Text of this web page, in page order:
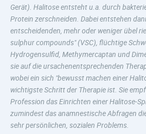
Gerät). Halitose entsteht u.a. durch
Protein zerschneiden. Dabei entstehen
entscheidenden, mehr oder weniger übel
sulphur compounds" (VSC), flüchtige
Hydrogensulfid, Methymercaptan und
sie auf die ursachenentsprechenden
wobei ein sich "bewusst machen einer
wichtigste Schritt der Therapie ist. Sie
Profession das Einrichten einer Halitose-
zumindest das anamnestische Abfragen
sehr persönlichen, sozialen Problems.